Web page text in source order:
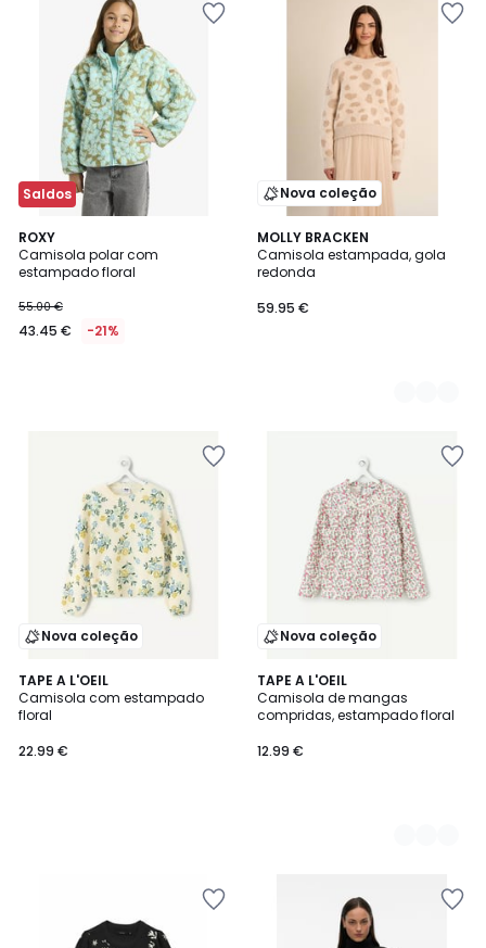
Saldos
ROXY
Camisola polar com
estampado floral
55.00 €
43.45 € -21%
Nova coleção
MOLLY BRACKEN
Camisola estampada, gola
redonda
59.95 €
2
Cores
Nova coleção
TAPE A L'OEIL
Camisola com estampado
floral
22.99 €
Nova coleção
TAPE A L'OEIL
Camisola de mangas
compridas, estampado floral
12.99 €
2
Cores